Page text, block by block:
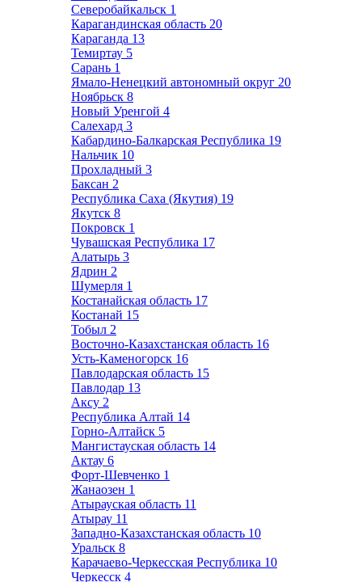
Северобайкальск 1
Карагандинская область 20
Караганда 13
Темиртау 5
Сарань 1
Ямало-Ненецкий автономный округ 20
Ноябрьск 8
Новый Уренгой 4
Салехард 3
Кабардино-Балкарская Республика 19
Нальчик 10
Прохладный 3
Баксан 2
Республика Саха (Якутия) 19
Якутск 8
Покровск 1
Чувашская Республика 17
Алатырь 3
Ядрин 2
Шумерля 1
Костанайская область 17
Костанай 15
Тобыл 2
Восточно-Казахстанская область 16
Усть-Каменогорск 16
Павлодарская область 15
Павлодар 13
Аксу 2
Республика Алтай 14
Горно-Алтайск 5
Мангистауская область 14
Актау 6
Форт-Шевченко 1
Жанаозен 1
Атырауская область 11
Атырау 11
Западно-Казахстанская область 10
Уральск 8
Карачаево-Черкесская Республика 10
Черкесск 4